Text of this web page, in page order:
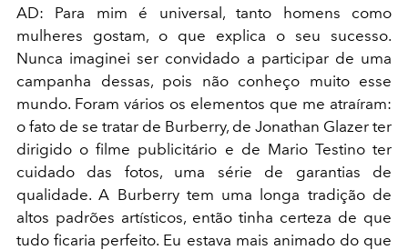
AD: Para mim é universal, tanto homens como
mulheres gostam, o que explica o seu sucesso.
Nunca imaginei ser convidado a participar de uma
campanha dessas, pois não conheço muito esse
mundo. Foram vários os elementos que me atraíram:
o fato de se tratar de Burberry, de Jonathan Glazer ter
dirigido o filme publicitário e de Mario Testino ter
cuidado das fotos, uma série de garantias de
qualidade. A Burberry tem uma longa tradição de
altos padrões artísticos, então tinha certeza de que
tudo ficaria perfeito. Eu estava mais animado do que